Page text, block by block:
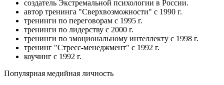
создатель Экстремальной психологии в России.
автор тренинга "Сверхвозможности" с 1990 г.
тренинги по переговорам с 1995 г.
тренинги по лидерству с 2000 г.
тренинги по эмоциональному интеллекту с 1998 г.
тренинг "Стресс-менеджмент" с 1992 г.
коучинг с 1992 г.
Популярная медийная личность